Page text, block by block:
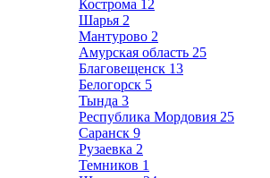
Кострома 12
Шарья 2
Мантурово 2
Амурская область 25
Благовещенск 13
Белогорск 5
Тында 3
Республика Мордовия 25
Саранск 9
Рузаевка 2
Темников 1